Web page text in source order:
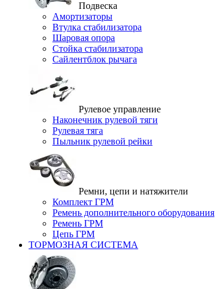
Подвеска
Амортизаторы
Втулка стабилизатора
Шаровая опора
Стойка стабилизатора
Сайлентблок рычага
Рулевое управление
Наконечник рулевой тяги
Рулевая тяга
Пыльник рулевой рейки
Ремни, цепи и натяжители
Комплект ГРМ
Ремень дополнительного оборудования
Ремень ГРМ
Цепь ГРМ
ТОРМОЗНАЯ СИСТЕМА